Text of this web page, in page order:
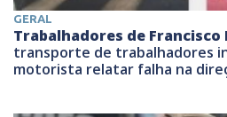
GERAL
Trabalhadores de Francisco
transporte de trabalhadores
motorista relatar falha na